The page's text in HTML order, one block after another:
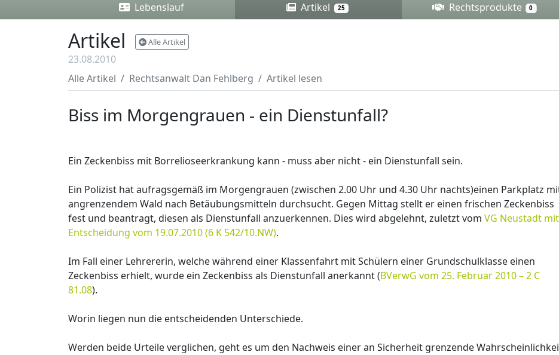
Lebenslauf Artikel 25 Rechtsprodukte 0
Artikel Alle Artikel
23.08.2010
Alle Artikel
Rechtsanwalt Dan Fehlberg Artikel lesen
Biss im Morgengrauen - ein Dienstunfall?
Ein Zeckenbiss mit Borrelioseerkrankung kann - muss aber nicht - ein Dienstunfall sein.
Ein Polizist hat aufragsgemäß im Morgengrauen (zwischen 2.00 Uhr und 4.30 Uhr nachts)einen Parkplatz
angrenzendem Wald nach Betäubungsmitteln durchsucht. Gegen Mittag stellt er einen frischen Zeckenbiss
fest und beantragt, diesen als Dienstunfall anzuerkennen. Dies wird abgelehnt, zuletzt vom VG Neustadt mit
Entscheidung vom 19.07.2010 (6 K 542/10.NW).
Im Fall einer Lehrererin, welche während einer Klassenfahrt mit Schülern einer Grundschulklasse einen
Zeckenbiss erhielt, wurde ein Zeckenbiss als Dienstunfall anerkannt (BVerwG vom 25. Februar 2010 – 2 C
81.08).
Worin liegen nun die entscheidenden Unterschiede.
Werden beide Urteile verglichen, geht es um den Nachweis einer an Sicherheit grenzende